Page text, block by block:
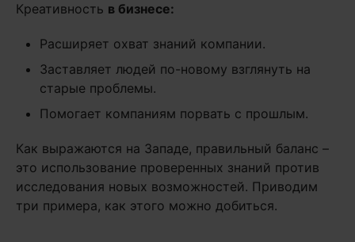
Креативность в бизнесе:
Расширяет охват знаний компании.
Заставляет людей по-новому взглянуть на
старые проблемы.
Помогает компаниям порвать с прошлым.
Как выражаются на Западе, правильный баланс –
это использование проверенных знаний против
исследования новых возможностей. Приводим
три примера, как этого можно добиться.